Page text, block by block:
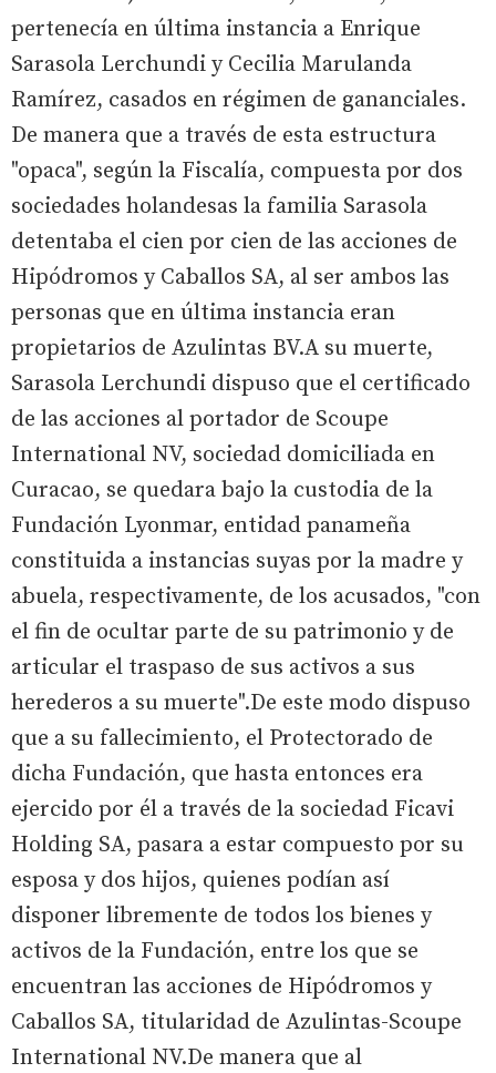
pertenecía en última instancia a Enrique
Sarasola Lerchundi y Cecilia Marulanda
Ramírez, casados en régimen de gananciales.
De manera que a través de esta estructura
"opaca", según la Fiscalía, compuesta por dos
sociedades holandesas la familia Sarasola
detentaba el cien por cien de las acciones de
Hipódromos y Caballos SA, al ser ambos las
personas que en última instancia eran
propietarios de Azulintas BV.A su muerte,
Sarasola Lerchundi dispuso que el certificado
de las acciones al portador de Scoupe
International NV, sociedad domiciliada en
Curacao, se quedara bajo la custodia de la
Fundación Lyonmar, entidad panameña
constituida a instancias suyas por la madre y
abuela, respectivamente, de los acusados, "con
el fin de ocultar parte de su patrimonio y de
articular el traspaso de sus activos a sus
herederos a su muerte".De este modo dispuso
que a su fallecimiento, el Protectorado de
dicha Fundación, que hasta entonces era
ejercido por él a través de la sociedad Ficavi
Holding SA, pasara a estar compuesto por su
esposa y dos hijos, quienes podían así
disponer libremente de todos los bienes y
activos de la Fundación, entre los que se
encuentran las acciones de Hipódromos y
Caballos SA, titularidad de Azulintas-Scoupe
International NV.De manera que al